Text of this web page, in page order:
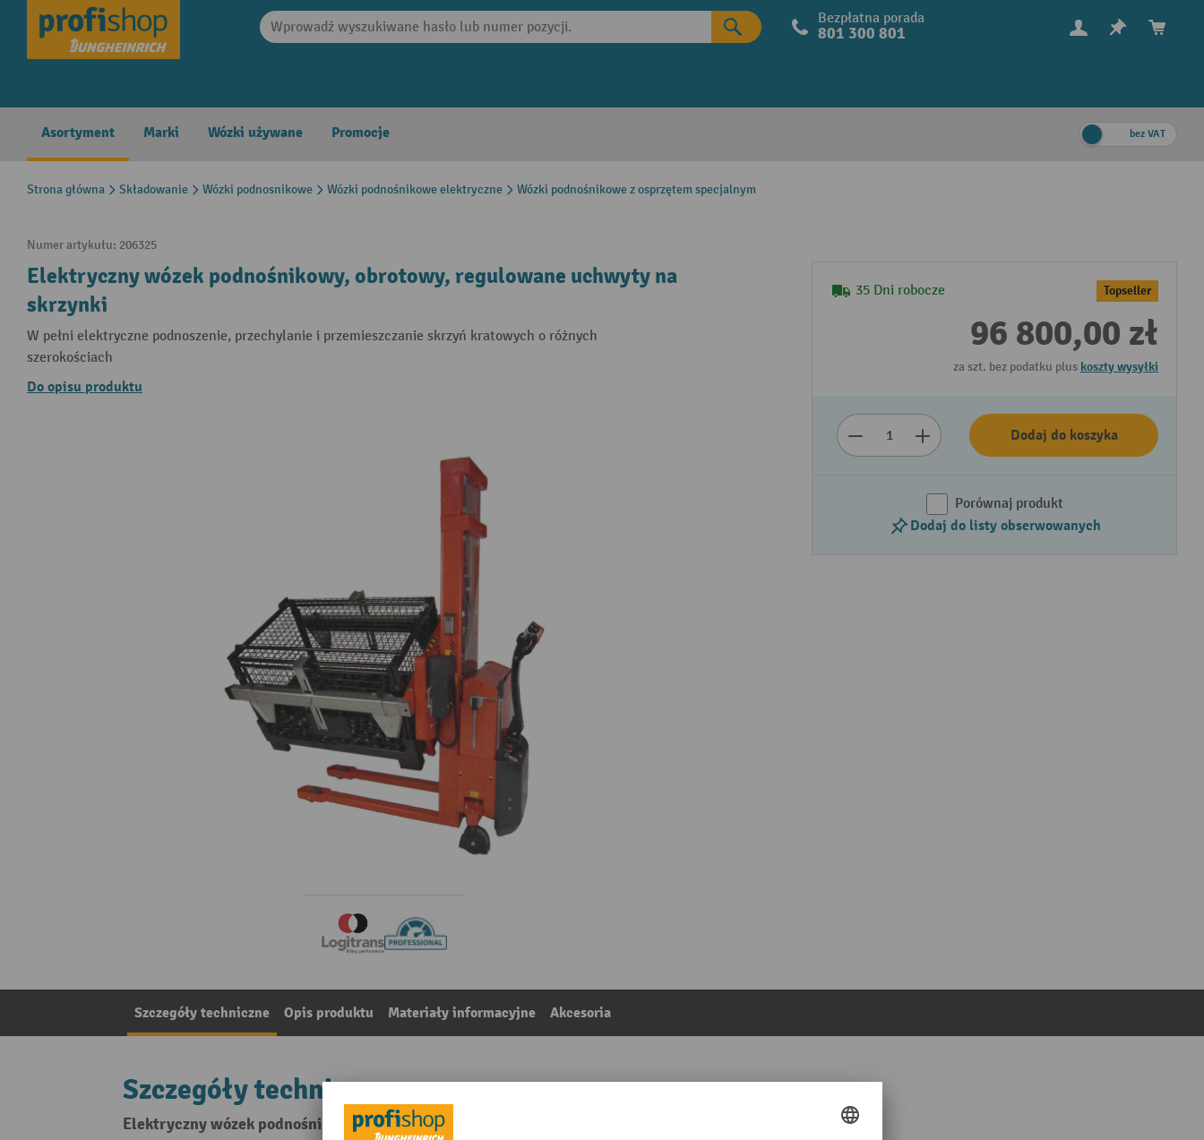
Skip to main navigation Bezpłatna porada
801 300 801
Asortyment Marki Wózki używane Promocje bez VAT
Strona główna Składowanie Wózki podnosnikowe Wózki podnośnikowe elektryczne Wózki podnośnikowe z osprzętem specjalnym
Numer artykułu: 206325
Elektryczny wózek podnośnikowy, obrotowy, regulowane uchwyty na
skrzynki
W pełni elektryczne podnoszenie, przechylanie i przemieszczanie skrzyń kratowych o różnych
szerokościach
Do opisu produktu
35 Dni robocze Topseller
96 800,00 zł
za szt. bez podatku plus koszty wysyłki
Dodaj do koszyka
Porównaj produkt
Dodaj do listy obserwowanych
Szczegóły techniczne Opis produktu Materiały informacyjne Akcesoria
Szczegóły techniczne
Elektryczny wózek podnośnikowy, obrotowy, regulowane uchwyty na skrzynki